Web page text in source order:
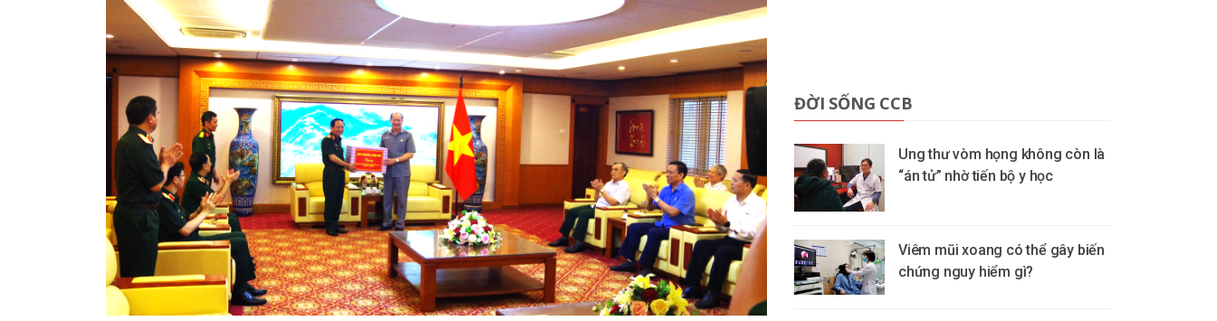
ĐỜI SỐNG CCB
Ung thư vòm họng không còn là
“án tử” nhờ tiến bộ y học
Viêm mũi xoang có thể gây biến
chứng nguy hiểm gì?